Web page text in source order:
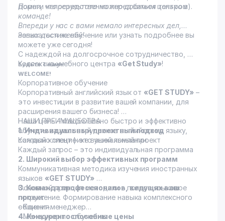
дороги непосредственно перед самим центром).
Помни, что результата можно добиться только в
команде!
Впереди у нас c вами немало интересных дел,
новых достижений!
Записаться на обучение или узнать подробнее вы
можете уже сегодня!
С надеждой на долгосрочное сотрудничество,
Коллектив учебного центра «Get Study»!
Будьте с нами!
WELCOME!
Корпоративное обучение
Корпоративный английский язык от «GET STUDY»–
это инвестиции в развитие вашей компании, для
расширения вашего бизнеса!
Наша цель – максимально быстро и эффективно
обучить ваших сотрудников английскому языку,
согласно специфике вашей компании.
НАШИ ПРЕИМУЩЕСТВА
1. Индивидуальный проектный подход
Каждый клиент – это уникальный проект
Каждый запрос – это индивидуальная программа
2. Широкий выбор эффективных программ
Коммуникативная методика изучения иностранных
языков «GET STUDY»
Основной принцип методики – полное языковое
погружение. Формирование навыка комплексного
общения.
3. Команда профессионалов, ведущих ваш
проект
- Клиент-менеджер
- Менеджер по обучению
4. Конкурентоспособные цены